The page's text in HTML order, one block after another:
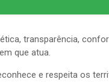
transparência,
que atua.
e respeita os